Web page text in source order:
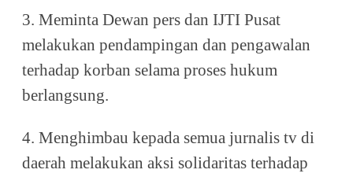
3. Meminta Dewan pers dan IJTI Pusat
melakukan pendampingan dan pengawalan
terhadap korban selama proses hukum
berlangsung.
4. Menghimbau kepada semua jurnalis tv di
daerah melakukan aksi solidaritas terhadap